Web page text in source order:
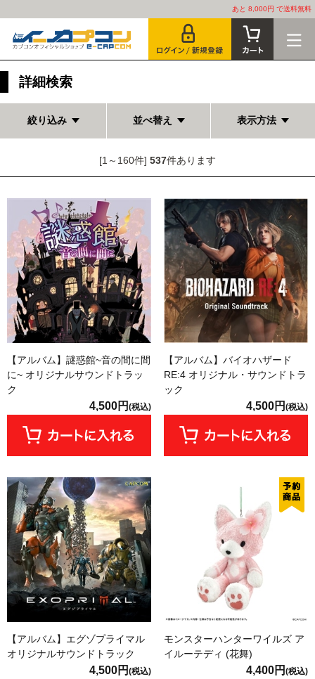
あと 8,000円 で送料無料
詳細検索
絞り込み 並べ替え 表示方法
[1～160件] 537件あります
【アルバム】謎惑館~音の間に間
に~ オリジナルサウンドトラッ
ク
4,500円 (税込)
【アルバム】バイオハザード
RE:4 オリジナル・サウンドトラ
ック
4,500円 (税込)
【アルバム】エグゾプライマル
オリジナルサウンドトラック
4,500円 (税込)
モンスターハンターワイルズ ア
イルーテディ (花舞)
4,400円 (税込)